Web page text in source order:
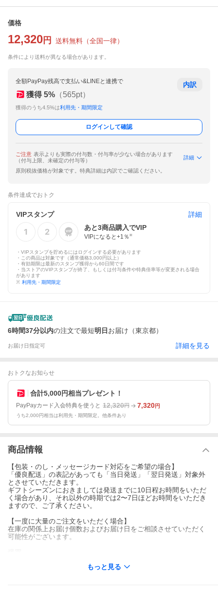
価格
12,320 円 送料無料 （全国一律）
条件により送料が異なる場合があります。
全額PayPay残高で支払い&LINEと連携で
獲得 5% （565pt）
獲得のうち4.5%は利用先・期間限定
内訳
ログインして確認
ご注意 表示よりも実際の付与数・付与率が少ない場合があります
（付与上限、未確定の付与等）
詳細
原則税抜価格が対象です。特典詳細は内訳でご確認ください。
条件達成でおトク
VIPスタンプ
詳細
あと3商品購入でVIP
VIPになると+1 ％ ※
・VIPスタンプを貯めるにはログインする必要があります
・この商品は対象です（通常価格3,000円以上）
・有効期限は最新のスタンプ獲得から60日間です
・当ストアのVIPスタンプが終了、もしくは付与条件や特典倍率等が変更される場合
があります
※ 利用先・期間限定
6時間37分以内の注文で最短明日 お届け（東京都）
お届け日指定可 詳細を見る
おトクなお知らせ
合計5,000円相当プレゼント！
PayPayカード入会特典を使うと 12,320円 7,320円
うち2,000円相当は利用先・期間限定。他条件あり
商品情報
【包装・のし・メッセージカード対応をご希望の場合】
「優良配送」の表記があっても「当日発送」「翌日発送」対象外
とさせていただきます。
ギフトシーズンにおきましては発送までに10日程お時間をいただ
く場合があり、それ以外の時期では2〜7日ほどお時間をいただき
ますので、ご了承ください。
【一度に大量のご注文をいただく場合】
在庫の関係上お届け個数およびお届け日をご相談させていただく
可能性がございます。
もっと見る